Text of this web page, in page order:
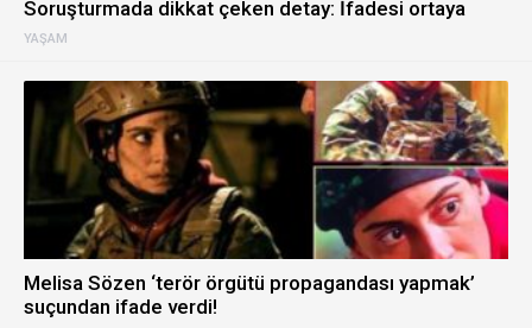
YAŞAM
Soruşturmada dikkat çeken detay: İfadesi ortaya
çıktı!
Melisa Sözen ‘terör örgütü propagandası yapmak’
suçundan ifade verdi!